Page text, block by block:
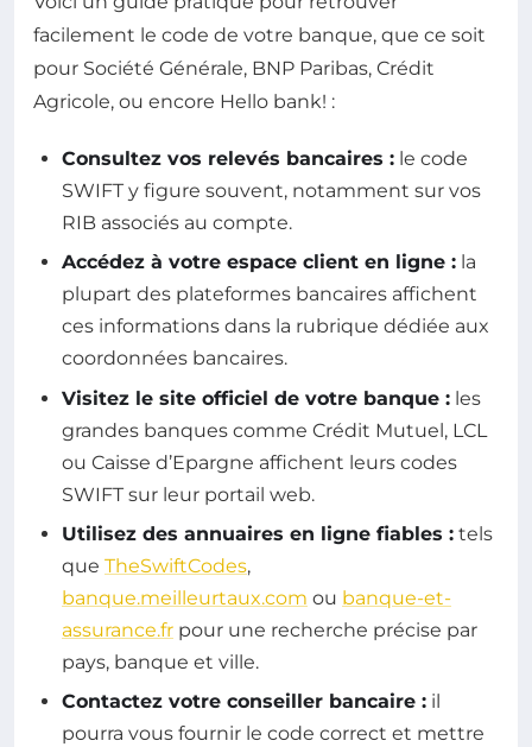
facilement le code de votre banque, que ce soit
pour Société Générale, BNP Paribas, Crédit
Agricole, ou encore Hello bank! :
Consultez vos relevés bancaires : le code
SWIFT y figure souvent, notamment sur vos
RIB associés au compte.
Accédez à votre espace client en ligne : la
plupart des plateformes bancaires affichent
ces informations dans la rubrique dédiée aux
coordonnées bancaires.
Visitez le site officiel de votre banque : les
grandes banques comme Crédit Mutuel, LCL
ou Caisse d’Epargne affichent leurs codes
SWIFT sur leur portail web.
Utilisez des annuaires en ligne fiables : tels
que TheSwiftCodes,
banque.meilleurtaux.com ou banque-et-
assurance.fr pour une recherche précise par
pays, banque et ville.
Contactez votre conseiller bancaire : il
pourra vous fournir le code correct et mettre